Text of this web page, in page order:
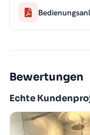
Bewertungen
Echte